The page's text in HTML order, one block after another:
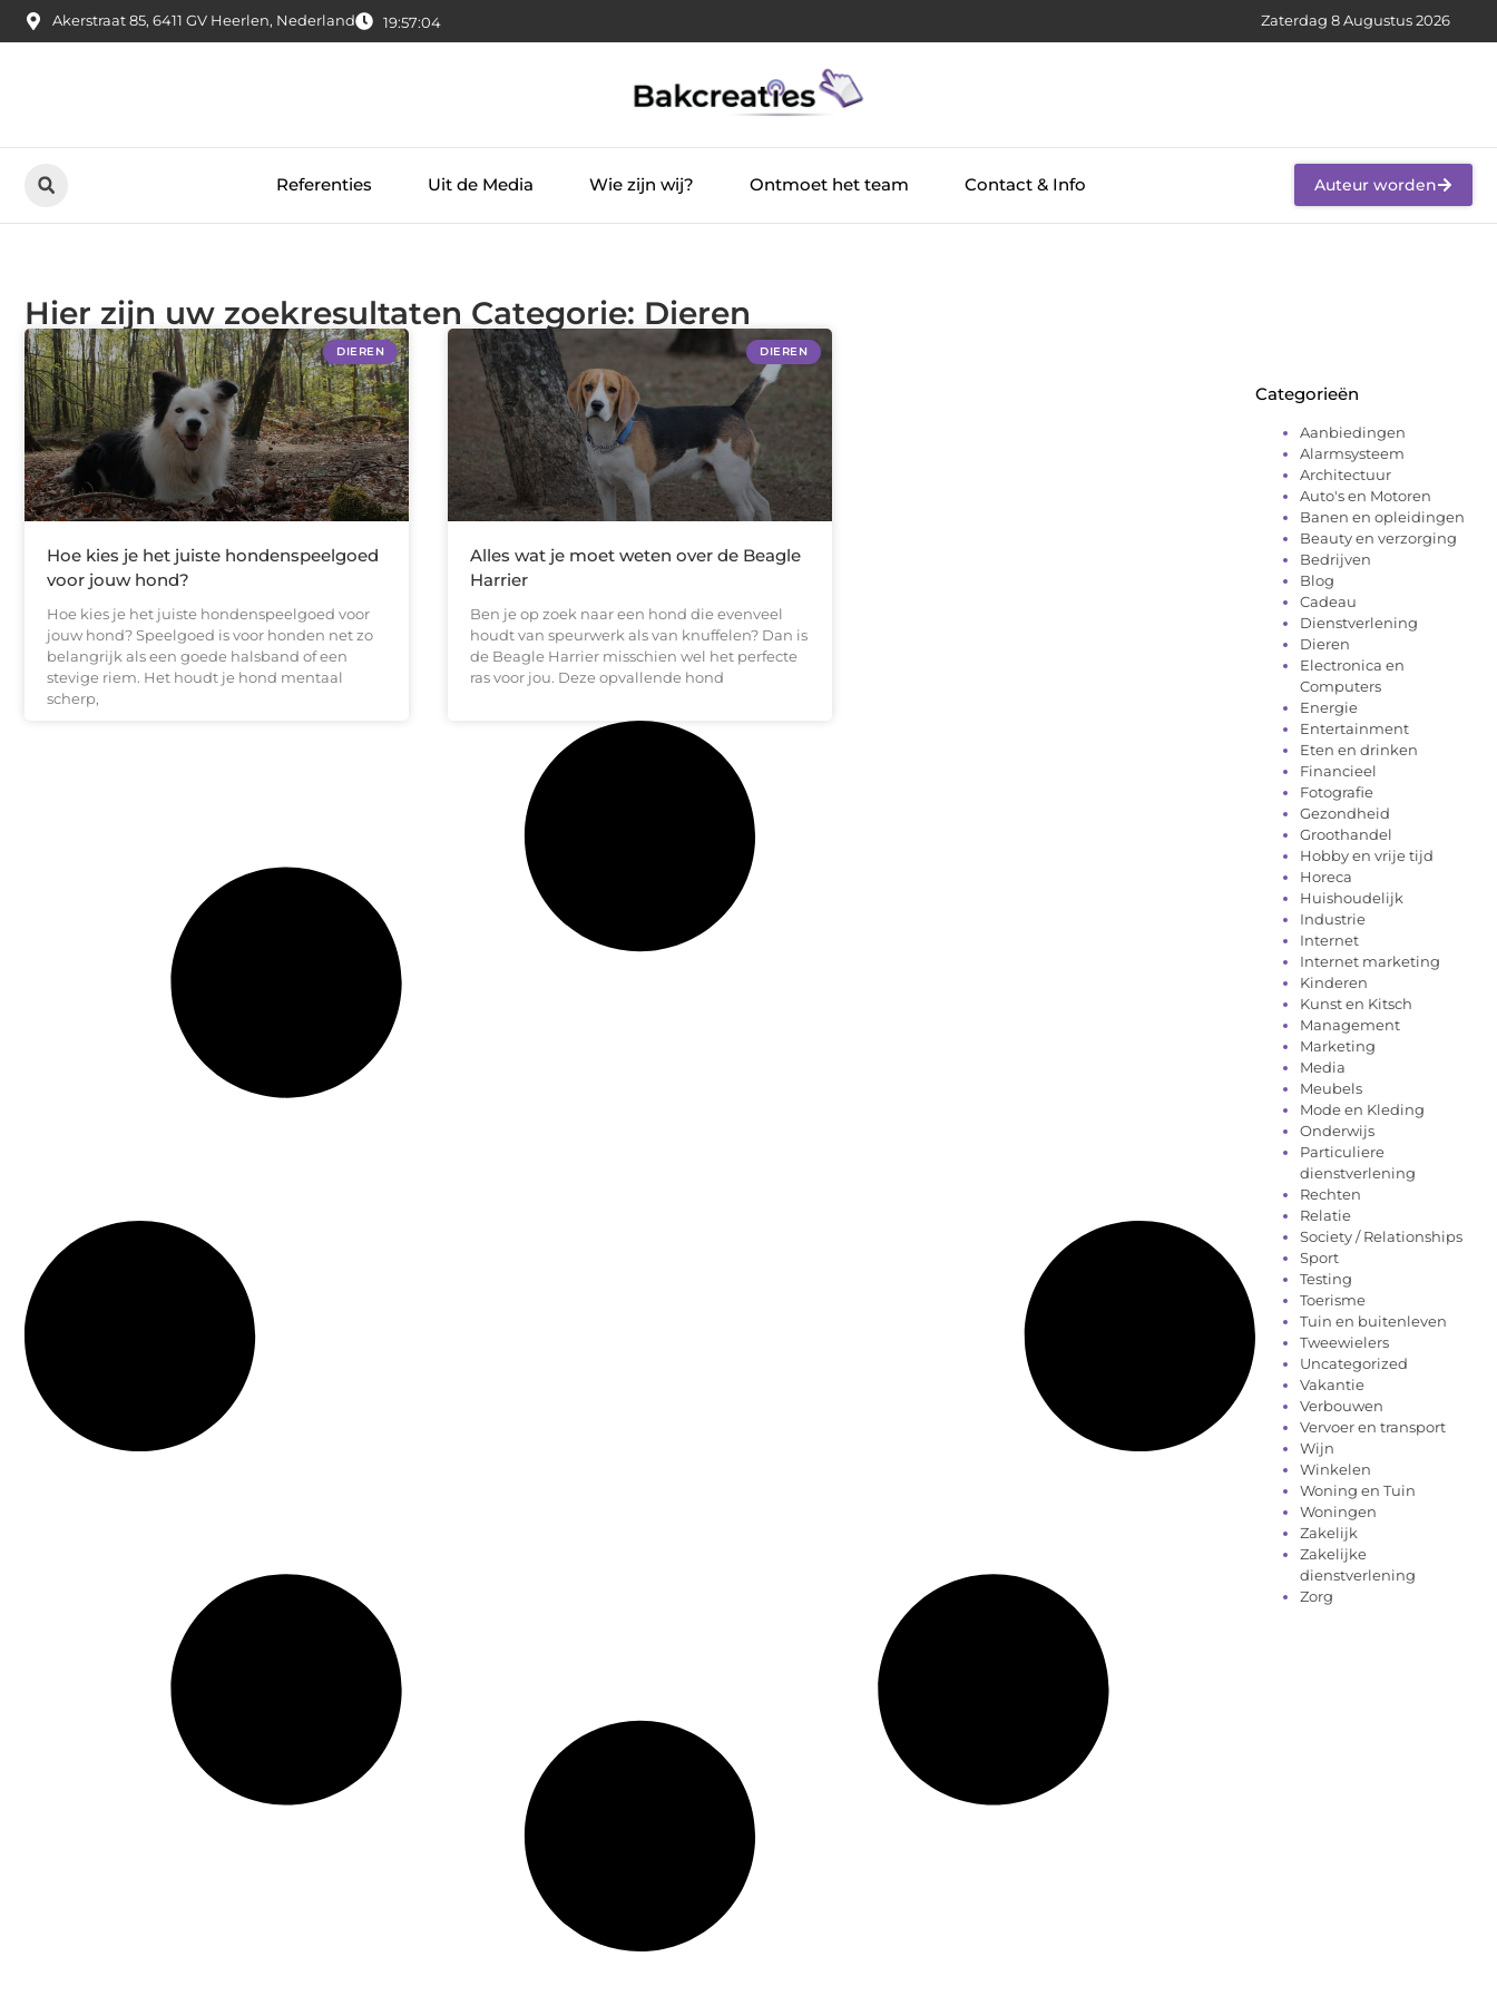
Akerstraat 85, 6411 GV Heerlen, Nederland 19:57:04 Zaterdag 8 Augustus 2026
Referenties Uit de Media Wie zijn wij? Ontmoet het team Contact & Info Auteur worden
Hier zijn uw zoekresultaten Categorie: Dieren
DIEREN
Hoe kies je het juiste hondenspeelgoed
voor jouw hond?
Hoe kies je het juiste hondenspeelgoed voor
jouw hond? Speelgoed is voor honden net zo
belangrijk als een goede halsband of een
stevige riem. Het houdt je hond mentaal
scherp,
DIEREN
Alles wat je moet weten over de Beagle
Harrier
Ben je op zoek naar een hond die evenveel
houdt van speurwerk als van knuffelen? Dan is
de Beagle Harrier misschien wel het perfecte
ras voor jou. Deze opvallende hond
Categorieën
Aanbiedingen
Alarmsysteem
Architectuur
Auto's en Motoren
Banen en opleidingen
Beauty en verzorging
Bedrijven
Blog
Cadeau
Dienstverlening
Dieren
Electronica en
Computers
Energie
Entertainment
Eten en drinken
Financieel
Fotografie
Gezondheid
Groothandel
Hobby en vrije tijd
Horeca
Huishoudelijk
Industrie
Internet
Internet marketing
Kinderen
Kunst en Kitsch
Management
Marketing
Media
Meubels
Mode en Kleding
Onderwijs
Particuliere
dienstverlening
Rechten
Relatie
Society / Relationships
Sport
Testing
Toerisme
Tuin en buitenleven
Tweewielers
Uncategorized
Vakantie
Verbouwen
Vervoer en transport
Wijn
Winkelen
Woning en Tuin
Woningen
Zakelijk
Zakelijke
dienstverlening
Zorg